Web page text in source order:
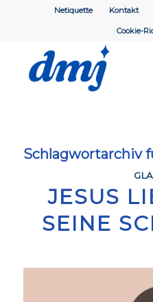
Netiquette Kontakt
Cookie-
Schlagwortarchiv
JESUS
SEINE